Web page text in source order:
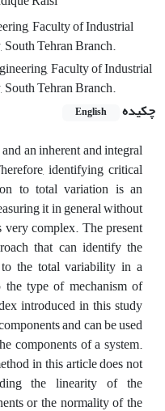
Faculty of Industrial
Tehran Branch.
Faculty of Industrial
Tehran Branch.
چکیده
English
an inherent and integral
identifying critical
to total variation is an
it in general without
complex. The present
that can identify the
the total variability in a
type of mechanism of
introduced in this study
and can be used
components of a system.
in this article does not
the linearity of the
or the normality of the